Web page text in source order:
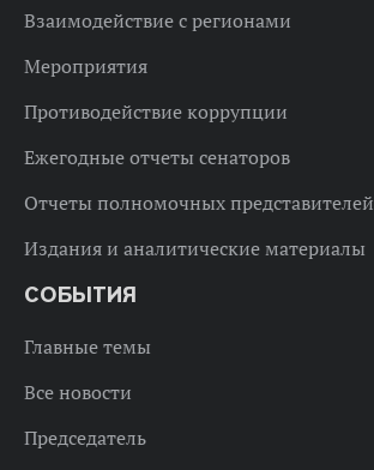
Взаимодействие с регионами
Мероприятия
Противодействие коррупции
Ежегодные отчеты сенаторов
Отчеты полномочных представителей
Издания и аналитические материалы
СОБЫТИЯ
Главные темы
Все новости
Председатель